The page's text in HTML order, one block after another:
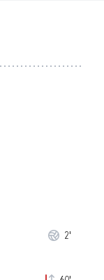
2'